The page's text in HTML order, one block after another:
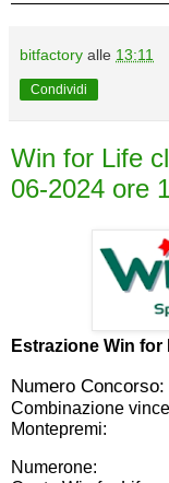
bitfactory alle 13:11
Condividi
Win for Life
06-2024 ore
Estrazione Win for
Numero Concorso:
Combinazione
Montepremi:
Numerone: